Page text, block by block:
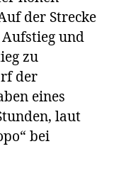
der Strecke
und
zu
der
eines
laut
bei